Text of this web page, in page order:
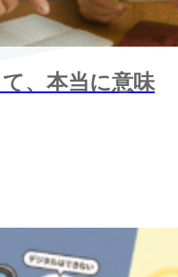
、本当に意味